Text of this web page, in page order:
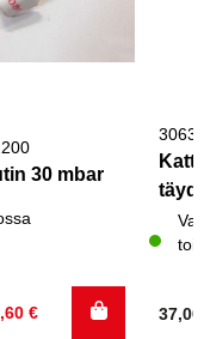
30 mbar
€